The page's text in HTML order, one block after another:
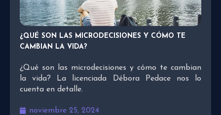
¿QUÉ SON LAS MICRODECISIONES Y CÓMO TE
CAMBIAN LA VIDA?
¿Qué son las microdecisiones y cómo te cambian
la vida? La licenciada Débora Pedace nos lo
cuenta en detalle.
noviembre 25, 2024